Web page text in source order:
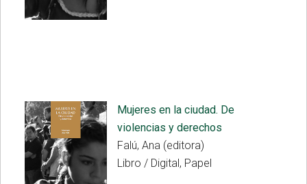
Mujeres en la ciudad. De
violencias y derechos
Falú, Ana (editora)
Libro / Digital, Papel